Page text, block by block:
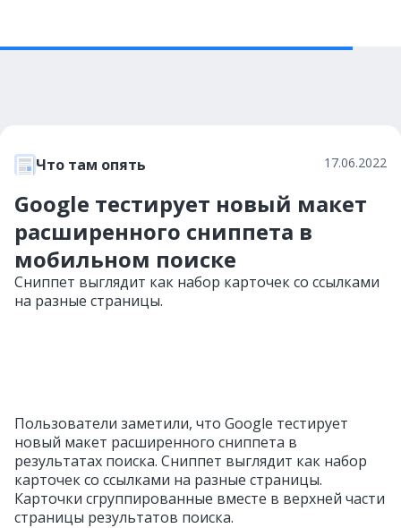
Что там опять 17.06.2022
Google тестирует новый макет
расширенного сниппета в
мобильном поиске
Сниппет выглядит как набор карточек со ссылками
на разные страницы.
Пользователи заметили, что Google тестирует
новый макет расширенного сниппета в
результатах поиска. Сниппет выглядит как набор
карточек со ссылками на разные страницы.
Карточки сгруппированные вместе в верхней части
страницы результатов поиска.